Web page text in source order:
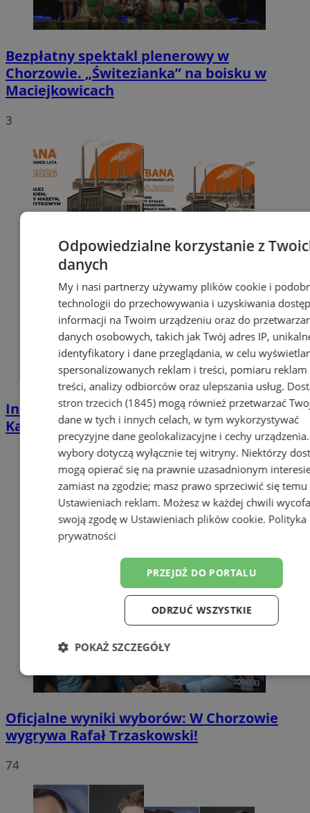
Bezpłatny spektakl plenerowy w
Chorzowie. „Świtezianka” na boisku w
Maciejkowicach
3
Industrialna podróż przez Chorzów i
Katowice. Nadchodzi HUTBANA 2026
Oficjalne wyniki wyborów: W Chorzowie
wygrywa Rafał Trzaskowski!
74
Odpowiedzialne korzystanie z
danych
My i nasi partnerzy używamy plików cookie i
technologii do przechowywania i uzyskiwania
informacji na Twoim urządzeniu oraz do
danych osobowych, takich jak Twój adres IP,
identyfikatory i dane przeglądania, w celu
spersonalizowanych reklam i treści, pomiaru reklam
treści, analizy odbiorców oraz ulepszania usług.
stron trzecich (1845)mogą również przetwarzać
dane w tych i innych celach, w tym wykorzystywać
precyzyjne dane geolokalizacyjne i cechy
wybory dotyczą wyłącznie tej witryny. Niektórzy
mogą opierać się na prawnie uzasadnionym
zamiast na zgodzie; masz prawo sprzeciwić się temu
Ustawieniach reklam. Możesz w każdej chwili
swoją zgodę w Ustawieniach plików cookie. Polityka
prywatności
PRZEJDŹ DO PORTALU
ODRZUĆ WSZYSTKIE
POKAŻ SZCZEGÓŁY
Niezbędne Wydajność
Funkcjonalność